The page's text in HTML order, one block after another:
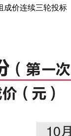
成价连续三轮投标